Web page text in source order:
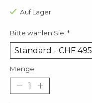
Auf Lager
Bitte wählen Sie: *
Menge: